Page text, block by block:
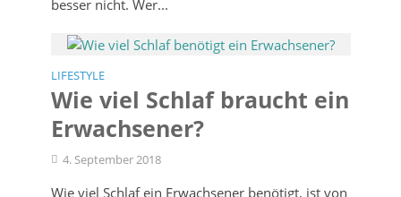
besser nicht. Wer...
LIFESTYLE
Wie viel Schlaf braucht ein
Erwachsener?
4. September 2018
Wie viel Schlaf ein Erwachsener benötigt, ist von